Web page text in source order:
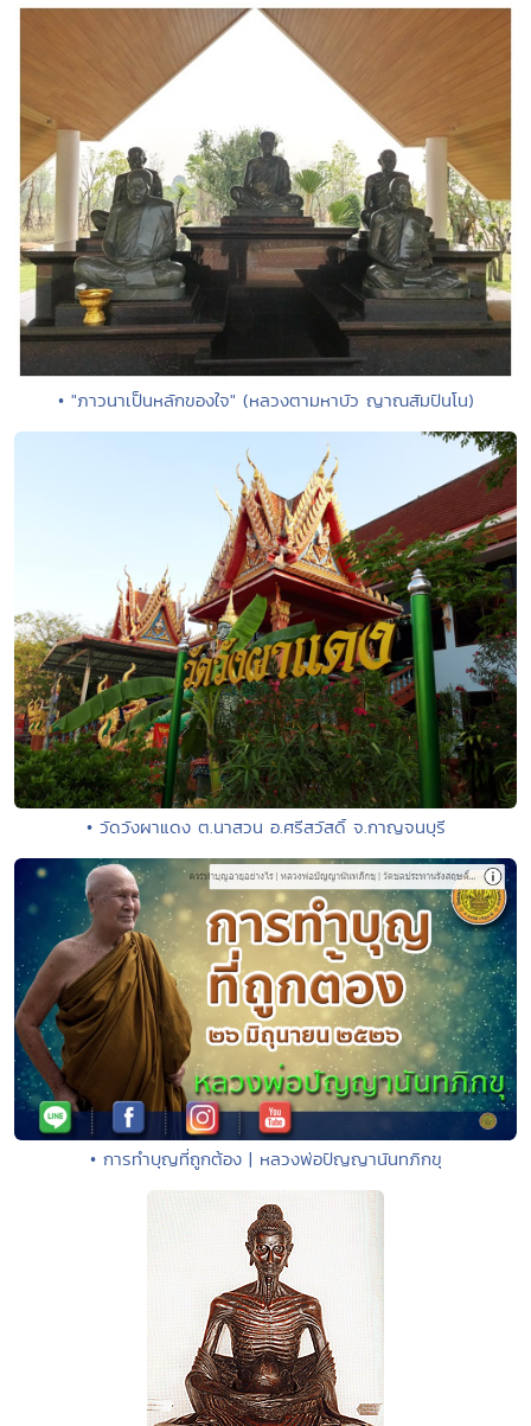
• "ภาวนาเป็นหลักของใจ" (หลวงตามหาบัว ญาณสัมปันโน)
• วัดวังผาแดง ต.นาสวน อ.ศรีสวัสดิ์ จ.กาญจนบุรี
• การทำบุญที่ถูกต้อง | หลวงพ่อปัญญานันทภิกขุ